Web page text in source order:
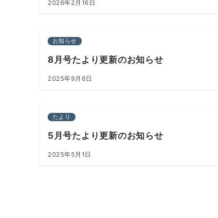
2026年2月16日
お知らせ
8月号たより更新のお知らせ
2025年9月6日
たより
5月号たより更新のお知らせ
2025年5月1日